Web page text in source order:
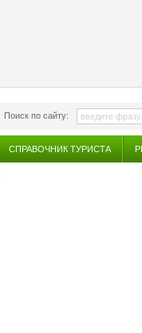
Поиск по сайту:
СПРАВОЧНИК ТУРИСТА